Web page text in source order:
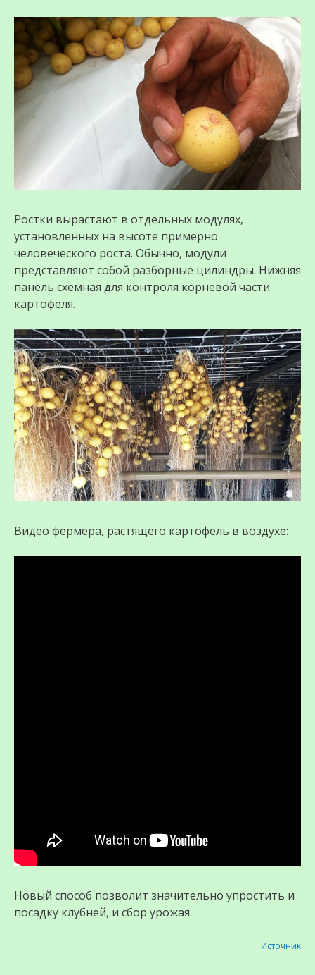
Ростки вырастают в отдельных модулях,
установленных на высоте примерно
человеческого роста. Обычно, модули
представляют собой разборные цилиндры. Нижняя
панель схемная для контроля корневой части
картофеля.
Видео фермера, растящего картофель в воздухе:
Новый способ позволит значительно упростить и
посадку клубней, и сбор урожая.
Источник